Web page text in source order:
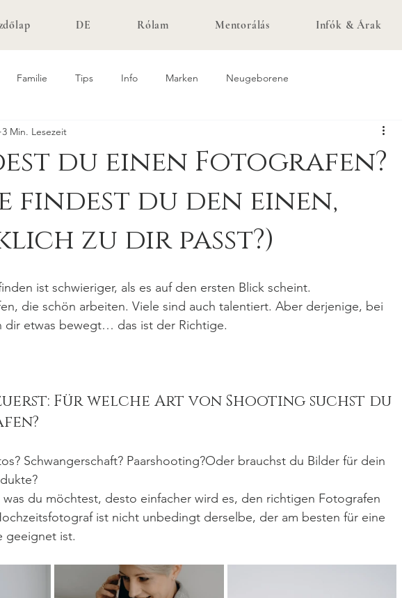
DE Rólam Mentorálás Infók & Árak
Familie Tips Info Marken Neugeborene
du einen Fotografen?
findest du den einen,
zu dir passt?)
3 Min. Lesezeit
ist schwieriger, als es auf den ersten Blick scheint.
die schön arbeiten. Viele sind auch talentiert. Aber derjenige, bei
dir etwas bewegt… das ist der Richtige.
Für welche Art von Shooting suchst du
Schwangerschaft? Paarshooting?Oder brauchst du Bilder für dein
du möchtest, desto einfacher wird es, den richtigen Fotografen
ist nicht unbedingt derselbe, der am besten für eine
geeignet ist.